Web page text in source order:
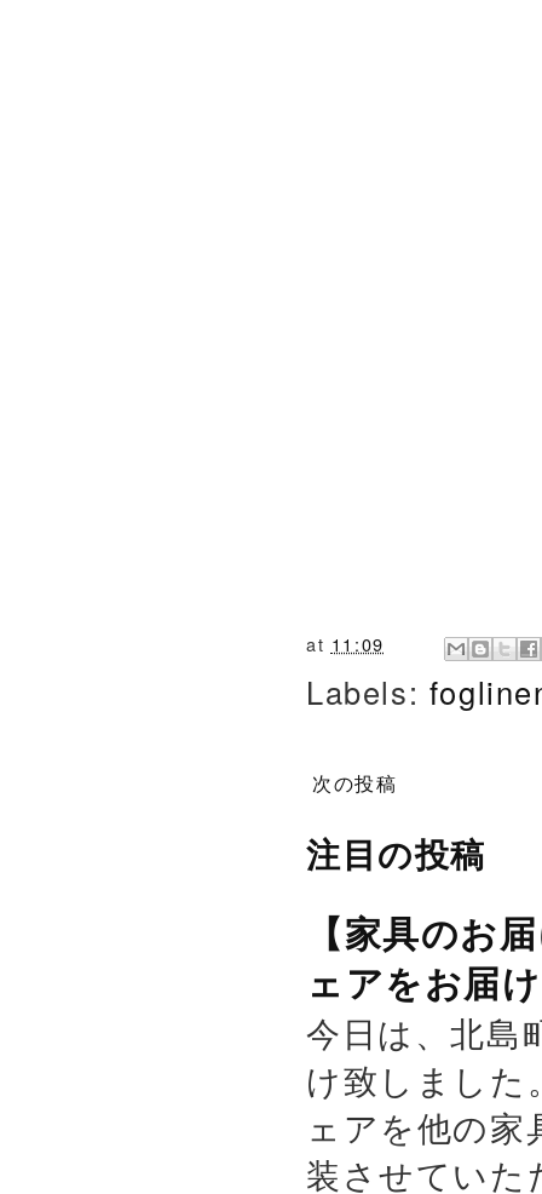
at 11:09
Labels:
次の投稿
注目の投稿
【家具のお
ェアをお届
今日は、北島
け致しまし
ェアを他の
装させていた